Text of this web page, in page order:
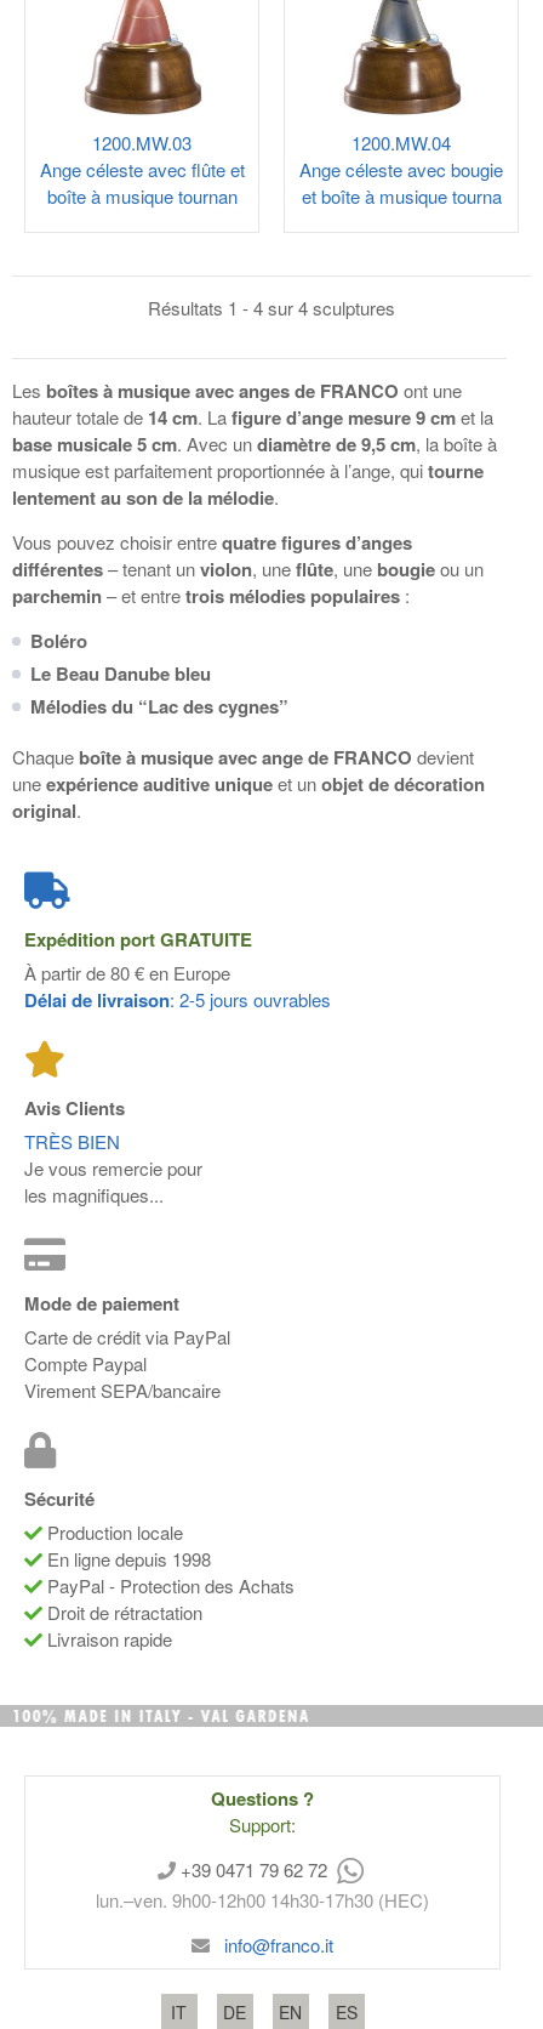
1200.MW.03
Ange céleste avec flûte et
boîte à musique tournan
1200.MW.04
Ange céleste avec bougie
et boîte à musique tourna
Résultats 1 - 4 sur 4 sculptures
Les boîtes à musique avec anges de FRANCO ont une
hauteur totale de 14 cm. Lafigure d’ange mesure 9 cmet la
base musicale 5 cm. Avec undiamètre de 9,5 cm, la boîte à
musique est parfaitement proportionnée à l’ange, quitourne
lentement au son de la mélodie.
Vous pouvez choisir entrequatre figures d’anges
différentes– tenant unviolon, uneflûte, une bougieou un
parchemin– et entretrois mélodies populaires :
Boléro
Le Beau Danube bleu
Mélodies du “Lac des cygnes”
Chaque boîte à musique avec ange de FRANCO devient
uneexpérience auditive uniqueet unobjet de décoration
original.
Expédition portGRATUITE
À partir de 80 € en Europe
Délai de livraison: 2-5 jours ouvrables
Avis Clients
TRÈS BIEN
Je vous remercie pour
les magnifiques...
Mode de paiement
Carte de crédit via PayPal
Compte Paypal
Virement SEPA/bancaire
Sécurité
Production locale
En ligne depuis 1998
PayPal - Protection des Achats
Droit de rétractation
Livraison rapide
Questions ?
Support:
+39 0471 79 62 72
lun.–ven. 9h00-12h00 14h30-17h30 (HEC)
info@franco.it
IT DE EN ES